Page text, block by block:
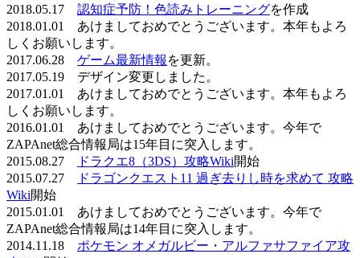
2018.05.17 認知症予防！色読みトレーニングを作成
2018.01.01 あけましておめでとうございます。本年もよろ
しくお願いします。
2017.06.28 ゲーム最新情報 を更新。
2017.05.19 デザイン変更しました。
2017.01.01 あけましておめでとうございます。本年もよろ
しくお願いします。
2016.01.01 あけましておめでとうございます。今年で
ZAPAnet総合情報局は15年目に突入します。
2015.08.27
ドラクエ8（3DS）攻略Wiki開始
2015.07.27
ドラゴンクエスト11 過ぎ去りし時を求めて 攻略
Wiki開始
2015.01.01 あけましておめでとうございます。今年で
ZAPAnet総合情報局は14年目に突入します。
2014.11.18 ポケモン オメガルビー・アルファサファイア攻